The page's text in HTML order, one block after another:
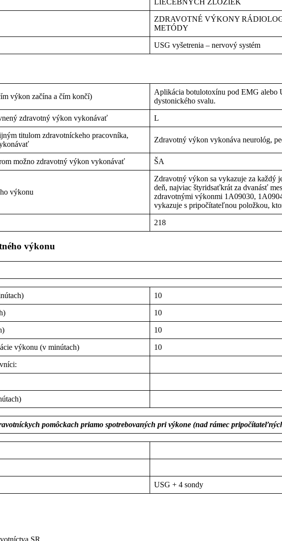
ZDRAVOTNÉ VÝKONY
METÓDY
USG vyšetrenia – nervový systém
výkon začína a čím končí)
Aplikácia botulotoxínu pod EMG alebo
dystonického svalu.
zdravotný výkon vykonávať L
titulom zdravotníckeho pracovníka,
Zdravotný výkon vykonáva neurológ,
možno zdravotný výkon vykonávať ŠA
výkonu
Zdravotný výkon sa vykazuje za každý
deň, najviac štyridsaťkrát za dvanásť
zdravotnými výkonmi 1A09030,
vykazuje s pripočítateľnou položkou,
218
výkonu
10
10
10
výkonu (v minútach) 10
pomôckach priamo spotrebovaných pri výkone (nad rámec
USG + 4 sondy
SR.